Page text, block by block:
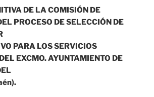
DE LA COMISIÓN DE
PROCESO DE SELECCIÓN DE
PARA LOS SERVICIOS
EXCMO. AYUNTAMIENTO DE